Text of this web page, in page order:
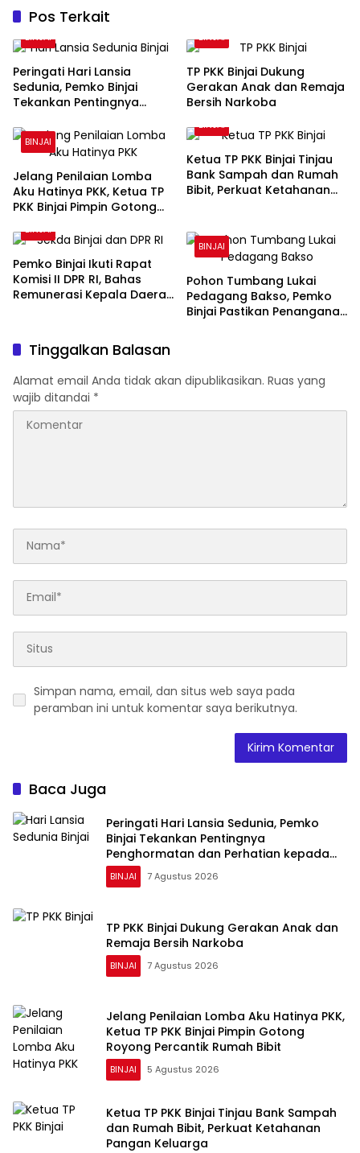
Pos Terkait
BINJAI
Peringati Hari Lansia
Sedunia, Pemko Binjai
Tekankan Pentingnya
Perhatian kepada Lansia
BINJAI
TP PKK Binjai Dukung
Gerakan Anak dan Remaja
Bersih Narkoba
BINJAI
Jelang Penilaian Lomba
Aku Hatinya PKK, Ketua TP
PKK Binjai Pimpin Gotong
Bibit
BINJAI
Ketua TP PKK Binjai Tinjau
Bank Sampah dan Rumah
Bibit, Perkuat Ketahanan
BINJAI
Pemko Binjai Ikuti Rapat
Komisi II DPR RI, Bahas
Remunerasi Kepala Daerah
BINJAI
Pohon Tumbang Lukai
Pedagang Bakso, Pemko
Binjai Pastikan Penanganan
Tinggalkan Balasan
Alamat email Anda tidak akan dipublikasikan. Ruas yang
wajib ditandai *
Simpan nama, email, dan situs web saya pada
peramban ini untuk komentar saya berikutnya.
Baca Juga
Peringati Hari Lansia Sedunia, Pemko
Binjai Tekankan Pentingnya
Penghormatan dan Perhatian kepada
Lansia
BINJAI 7 Agustus 2026
TP PKK Binjai Dukung Gerakan Anak dan
Remaja Bersih Narkoba
BINJAI 7 Agustus 2026
Jelang Penilaian Lomba Aku Hatinya PKK,
Ketua TP PKK Binjai Pimpin Gotong
Royong Percantik Rumah Bibit
BINJAI 5 Agustus 2026
Ketua TP PKK Binjai Tinjau Bank Sampah
dan Rumah Bibit, Perkuat Ketahanan
Pangan Keluarga